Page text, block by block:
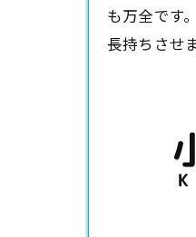
も万全です
長持ちさせま